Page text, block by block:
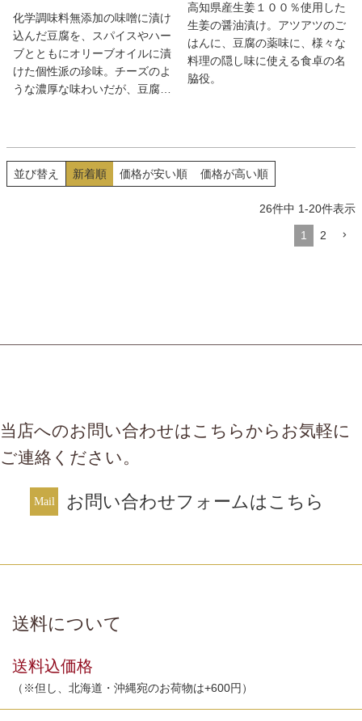
化学調味料無添加の味噌に漬け
込んだ豆腐を、スパイスやハー
ブとともにオリーブオイルに漬
けた個性派の珍味。チーズのよ
うな濃厚な味わいだが、豆腐な
高知県産生姜１００％使用した
生姜の醤油漬け。アツアツのご
はんに、豆腐の薬味に、様々な
料理の隠し味に使える食卓の名
脇役。
並び替え 新着順 価格が安い順 価格が高い順
26件中 1-20件表示
1 2
当店へのお問い合わせはこちらからお気軽に
ご連絡ください。
お問い合わせフォームはこちら
送料について
送料込価格
（※但し、北海道・沖縄宛のお荷物は+600円）